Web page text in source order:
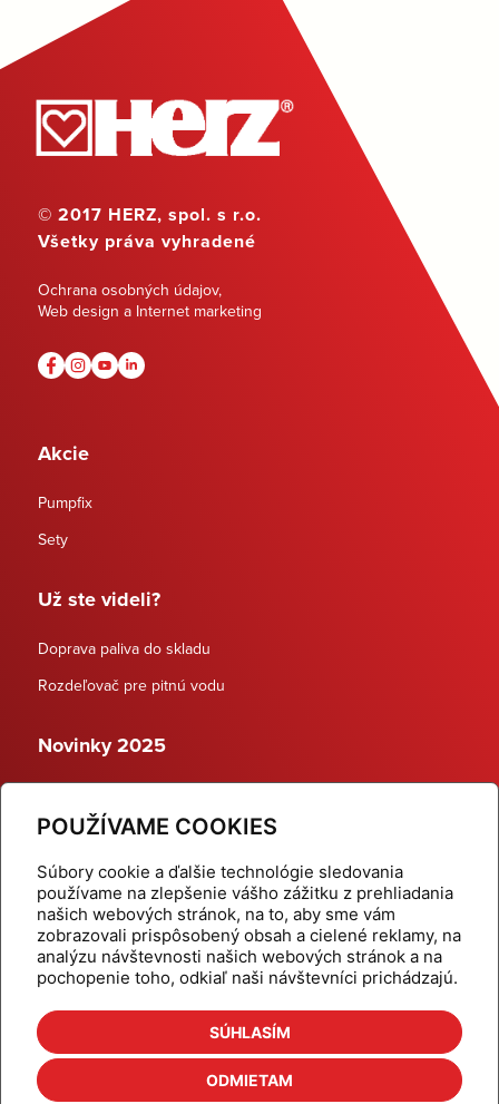
POUŽÍVAME COOKIES
Súbory cookie a ďalšie technológie sledovania
používame na zlepšenie vášho zážitku z prehliadania
našich webových stránok, na to, aby sme vám
zobrazovali prispôsobený obsah a cielené reklamy, na
analýzu návštevnosti našich webových stránok a na
pochopenie toho, odkiaľ naši návštevníci prichádzajú.
SÚHLASÍM
ODMIETAM
© 2017 HERZ, spol. s r.o.
Všetky práva vyhradené
Ochrana osobných údajov,
Web design a Internet marketing
Akcie
Pumpfix
Sety
Už ste videli?
Doprava paliva do skladu
Rozdeľovač pre pitnú vodu
Novinky 2025
Dynamické termostatické ventily
Domov
Produkty
Aktuality
Odber šikovné tipy
Kalkulačky
Cenníky
Na stiahnutie
Referencie
Kontakt